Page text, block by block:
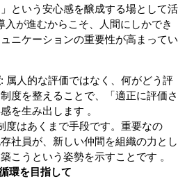
という安心感を醸成する場として活
入が進むからこそ、人間にしかでき
ニケーションの重要性が高まってい
: 属人的な評価ではなく、何がどう評
度を整えることで、「適正に評価さ
を生み出します 。
度はあくまで手段です。重要なの
社員が、新しい仲間を組織の力とし
こうという姿勢を示すことです 。
環を目指して